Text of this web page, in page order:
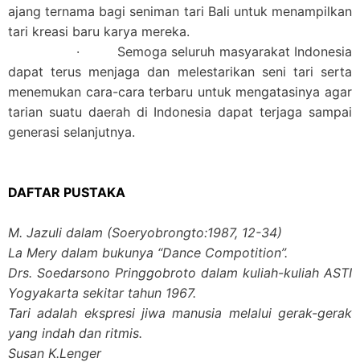
ajang ternama bagi seniman tari Bali untuk menampilkan
tari kreasi baru karya mereka.
· Semoga seluruh masyarakat Indonesia
dapat terus menjaga dan melestarikan seni tari serta
menemukan cara-cara terbaru untuk mengatasinya agar
tarian suatu daerah di Indonesia dapat terjaga sampai
generasi selanjutnya.
DAFTAR PUSTAKA
M. Jazuli dalam (Soeryobrongto:1987, 12-34)
La Mery dalam bukunya “Dance Compotition”.
Drs. Soedarsono Pringgobroto dalam kuliah-kuliah ASTI
Yogyakarta sekitar tahun 1967.
Tari adalah ekspresi jiwa manusia melalui gerak-gerak
yang indah dan ritmis.
Susan K.Lenger